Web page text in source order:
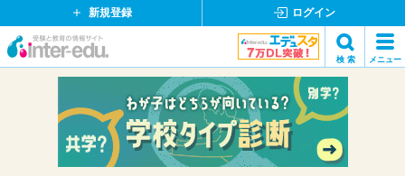
新規登録 ログイン
イ
検 索 メニュー
検索